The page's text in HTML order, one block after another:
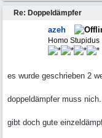
Re: Doppeldämpfer
azeh
Homo Stupidus
es wurde geschrieben 2
doppeldämpfer muss
gibt doch gute